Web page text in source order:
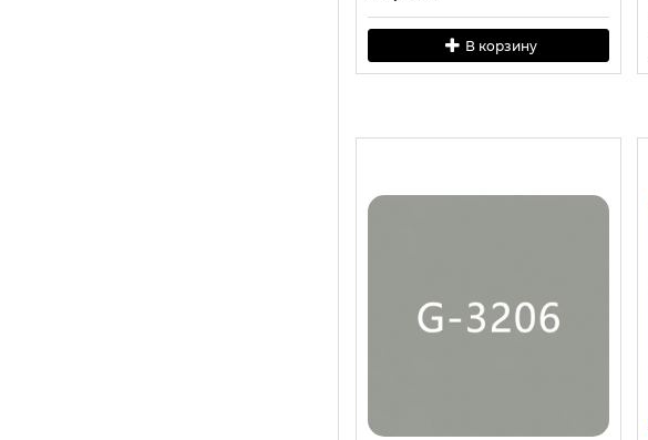
В корзину